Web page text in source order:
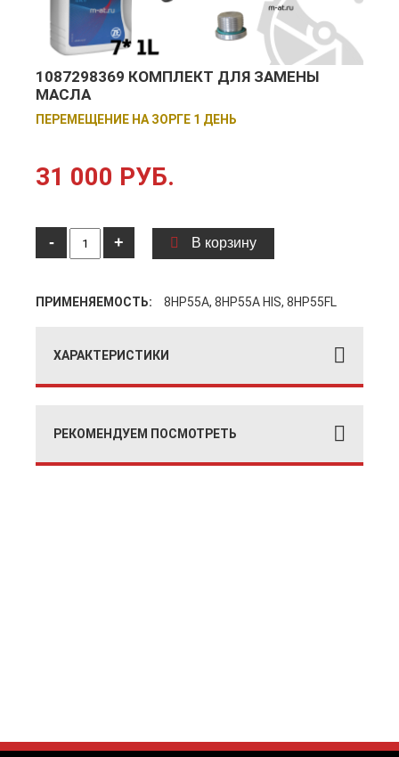
1087298369 КОМПЛЕКТ ДЛЯ ЗАМЕНЫ
МАСЛА
ПЕРЕМЕЩЕНИЕ НА ЗОРГЕ 1 ДЕНЬ
31 000 РУБ.
- + В корзину
ПРИМЕНЯЕМОСТЬ: 8HP55A, 8HP55A HIS, 8HP55FL
ХАРАКТЕРИСТИКИ
РЕКОМЕНДУЕМ ПОСМОТРЕТЬ